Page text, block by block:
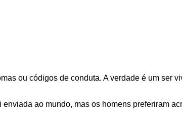
ou códigos de conduta. A verdade é um ser
ao mundo, mas os homens preferiram